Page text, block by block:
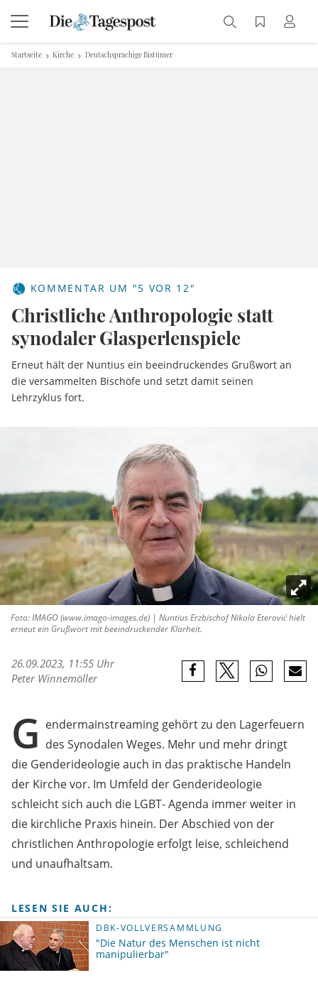
Startseite Kirche Deutschsprachige Bistümer
KOMMENTAR UM "5 VOR 12"
Christliche Anthropologie statt
synodaler Glasperlenspiele
Erneut hält der Nuntius ein beeindruckendes Grußwort an
die versammelten Bischöfe und setzt damit seinen
Lehrzyklus fort.
Foto: IMAGO (www.imago-images.de) | Nuntius Erzbischof Nikola Eterović hielt
erneut ein Grußwort mit beeindruckender Klarheit.
26.09.2023, 11:55 Uhr
Peter Winnemöller
G endermainstreaming gehört zu den Lagerfeuern
des Synodalen Weges. Mehr und mehr dringt
die Genderideologie auch in das praktische Handeln
der Kirche vor. Im Umfeld der Genderideologie
schleicht sich auch die LGBT- Agenda immer weiter in
die kirchliche Praxis hinein. Der Abschied von der
christlichen Anthropologie erfolgt leise, schleichend
und unaufhaltsam.
LESEN SIE AUCH:
DBK-VOLLVERSAMMLUNG
"Die Natur des Menschen ist nicht
manipulierbar"